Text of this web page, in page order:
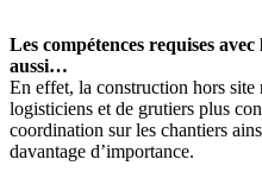
Les compétences requises
aussi…
En effet, la construction hors site
logisticiens et de grutiers plus
coordination sur les chantiers
davantage d’importance.